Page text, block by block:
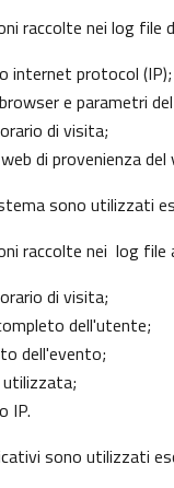
raccolte nei log file
internet protocol (IP);
e parametri
di visita;
di provenienza
sono utilizzati
raccolte nei log file
di visita;
dell'utente;
dell'evento;
IP.
sono utilizzati